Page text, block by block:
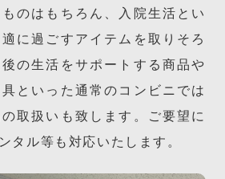
のはもちろん、入院生活とい
に過ごすアイテムを取りそろ
の生活をサポートする商品や
といった通常のコンビニでは
取扱いも致します。ご要望に
タル等も対応いたします。